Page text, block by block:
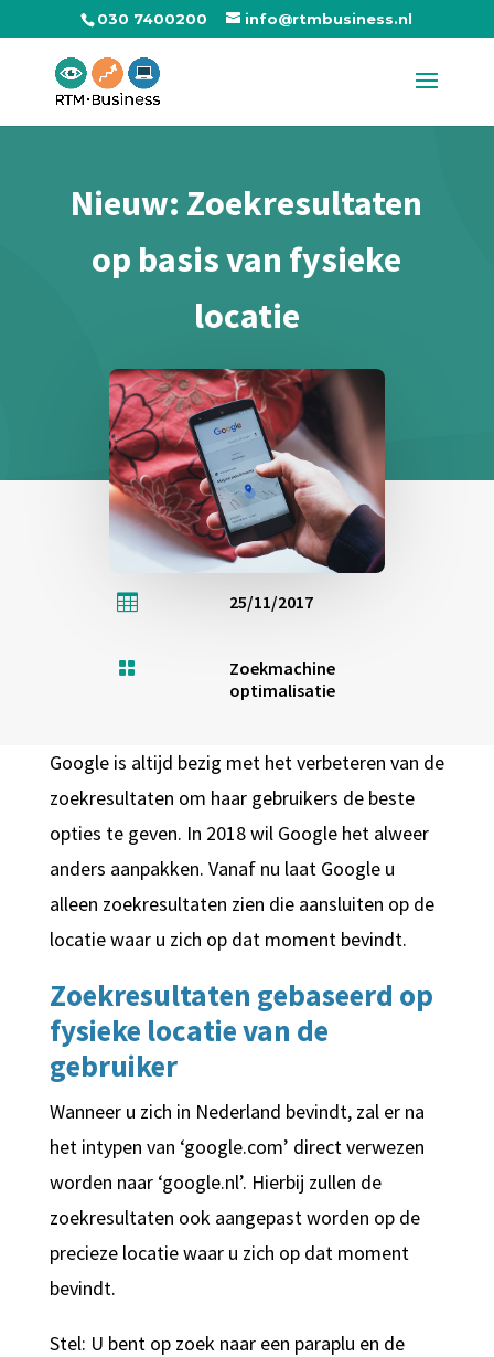
030 7400200 info@rtmbusiness.nl
Nieuw: Zoekresultaten
op basis van fysieke
locatie
 25/11/2017

Zoekmachine
optimalisatie
Google is altijd bezig met het verbeteren van de
zoekresultaten om haar gebruikers de beste
opties te geven. In 2018 wil Google het alweer
anders aanpakken. Vanaf nu laat Google u
alleen zoekresultaten zien die aansluiten op de
locatie waar u zich op dat moment bevindt.
Zoekresultaten gebaseerd op
fysieke locatie van de
gebruiker
Wanneer u zich in Nederland bevindt, zal er na
het intypen van ‘google.com’ direct verwezen
worden naar ‘google.nl’. Hierbij zullen de
zoekresultaten ook aangepast worden op de
precieze locatie waar u zich op dat moment
bevindt.
Stel: U bent op zoek naar een paraplu en de